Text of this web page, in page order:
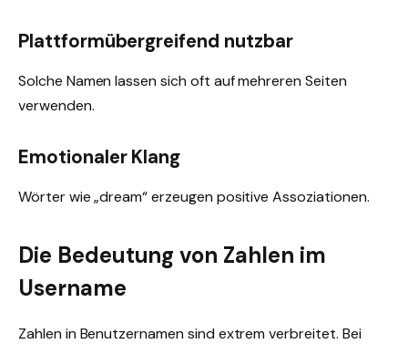
Plattformübergreifend nutzbar
Solche Namen lassen sich oft auf mehreren Seiten
verwenden.
Emotionaler Klang
Wörter wie „dream“ erzeugen positive Assoziationen.
Die Bedeutung von Zahlen im
Username
Zahlen in Benutzernamen sind extrem verbreitet. Bei